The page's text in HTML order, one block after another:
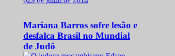
Mariana Barros sofre lesão e
desfalca Brasil no Mundial
de Judô